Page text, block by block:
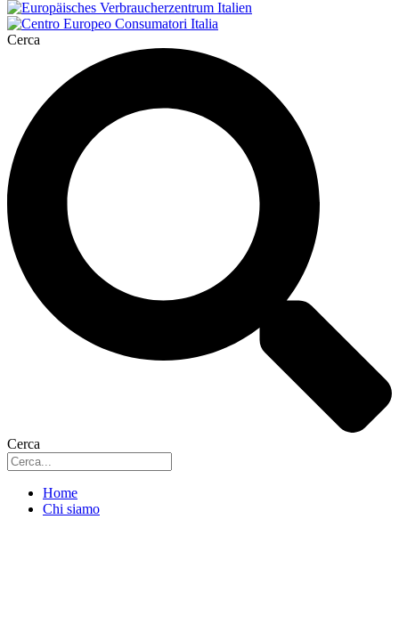
Cerca
Cerca
Home
Chi siamo